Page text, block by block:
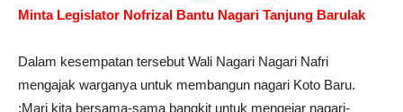
Minta Legislator Nofrizal Bantu Nagari Tanjung Barulak
Dalam kesempatan tersebut Wali Nagari Nagari Nafri
mengajak warganya untuk membangun nagari Koto Baru.
:Mari kita bersama-sama bangkit untuk mengejar nagari-